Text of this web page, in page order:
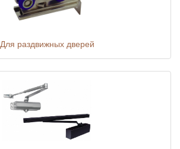
Для раздвижных дверей